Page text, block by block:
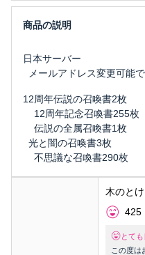
日本サーバー
メールアドレス変更可能
12周年伝説の召喚書2枚
12周年記念召喚書255枚
伝説の全属召喚書1枚
光と闇の召喚書3枚
不思議な召喚書290枚
木のと
425
とて
この度は